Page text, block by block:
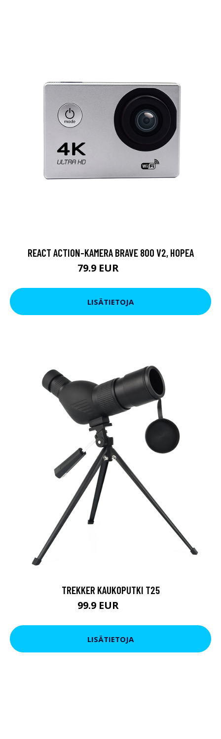
REACT ACTION-KAMERA BRAVE 800 V2, HOPEA
79.9 EUR
LISÄTIETOJA
TREKKER KAUKOPUTKI T25
99.9 EUR
LISÄTIETOJA